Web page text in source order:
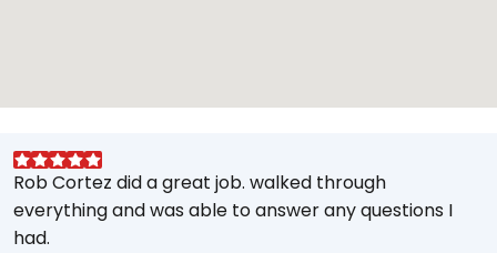
Rob Cortez did a great job. walked through
everything and was able to answer any questions I
had.